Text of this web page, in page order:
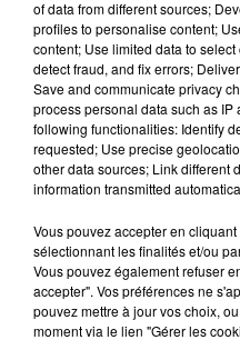
Musique
7 août 2026
RÜFÜS
album
7 août 2026
Angèle
of data from different sources;
profiles to personalise content;
content; Use limited data to
detect fraud, and fix errors;
Save and communicate privacy
process personal data such as
following functionalities: Identify
requested; Use precise
other data sources; Link different
information transmitted
Vous pouvez accepter en
sélectionnant les finalités et/ou
Vous pouvez également refuser
accepter". Vos préférences ne
pouvez mettre à jour vos choix,
moment via le lien "Gérer les